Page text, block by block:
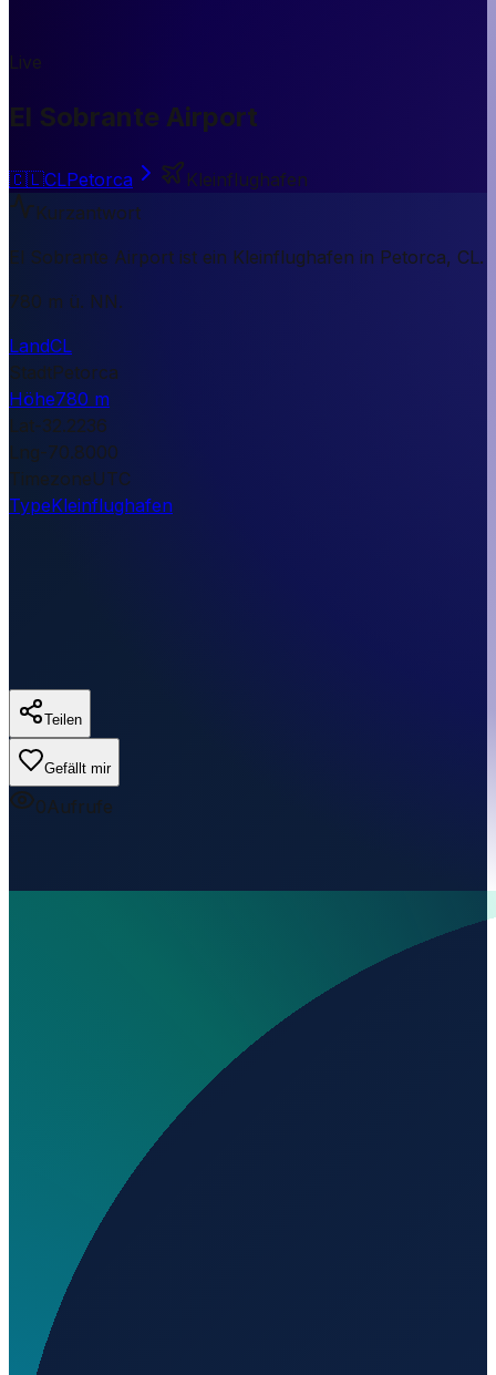
Live
El Sobrante Airport
🇨🇱CLPetorca
Kleinflughafen
Kurzantwort
El Sobrante Airport ist ein Kleinflughafen in Petorca, CL.
780 m ü. NN.
LandCL
StadtPetorca
Höhe780 m
Lat-32.2236
Lng-70.8000
TimezoneUTC
TypeKleinflughafen
Teilen
Gefällt mir
0Aufrufe